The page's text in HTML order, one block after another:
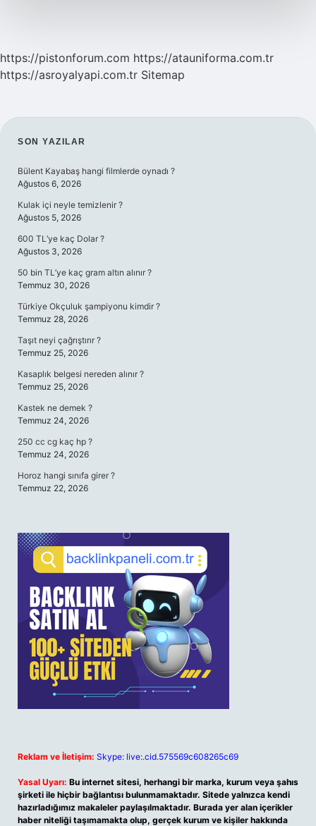
https://pistonforum.com https://atauniforma.com.tr
https://asroyalyapi.com.tr Sitemap
SIDEBAR
SON YAZILAR
Bülent Kayabaş hangi filmlerde oynadı ?
Ağustos 6, 2026
Kulak içi neyle temizlenir ?
Ağustos 5, 2026
600 TL’ye kaç Dolar ?
Ağustos 3, 2026
50 bin TL’ye kaç gram altın alınır ?
Temmuz 30, 2026
Türkiye Okçuluk şampiyonu kimdir ?
Temmuz 28, 2026
Taşıt neyi çağrıştırır ?
Temmuz 25, 2026
Kasaplık belgesi nereden alınır ?
Temmuz 25, 2026
Kastek ne demek ?
Temmuz 24, 2026
250 cc cg kaç hp ?
Temmuz 24, 2026
Horoz hangi sınıfa girer ?
Temmuz 22, 2026
Reklam ve İletişim: Skype: live:.cid.575569c608265c69
Yasal Uyarı: Bu internet sitesi, herhangi bir marka, kurum veya şahıs
şirketi ile hiçbir bağlantısı bulunmamaktadır. Sitede yalnızca kendi
hazırladığımız makaleler paylaşılmaktadır. Burada yer alan içerikler
haber niteliği taşımamakta olup, gerçek kurum ve kişiler hakkında